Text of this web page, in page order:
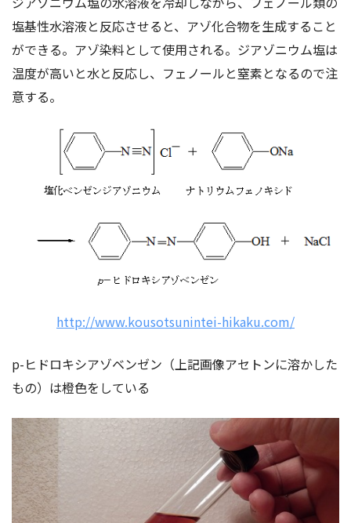
塩基性水溶液と反応させると、アゾ化合物を生成すること
ができる。アゾ染料として使用される。ジアゾニウム塩は
温度が高いと水と反応し、フェノールと窒素となるので注
意する。
http://www.kousotsunintei-hikaku.com/
p-ヒドロキシアゾベンゼン（上記画像アセトンに溶かした
もの）は橙色をしている